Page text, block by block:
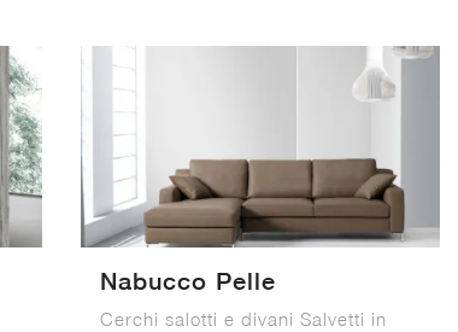
Nabucco Pelle
Cerchi salotti e divani Salvetti in